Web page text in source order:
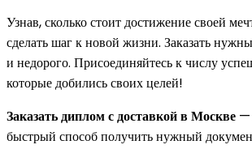
Узнав, сколько стоит достижение своей
сделать шаг к новой жизни. Заказать
и недорого. Присоединяйтесь к числу
которые добились своих целей!
Заказать диплом с доставкой в Москве —
быстрый способ получить нужный